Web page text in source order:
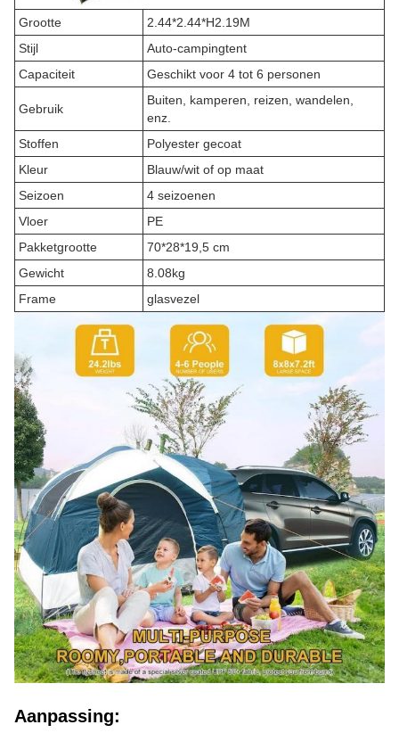
Grootte
2.44*2.44*H2.19M
Stijl
Auto-campingtent
Capaciteit
Geschikt voor 4 tot 6 personen
Gebruik
Buiten, kamperen, reizen, wandelen,
enz.
Stoffen
Polyester gecoat
Kleur
Blauw/wit of op maat
Seizoen
4 seizoenen
Vloer
PE
Pakketgrootte
70*28*19,5 cm
Gewicht
8.08kg
Frame
glasvezel
Aanpassing: